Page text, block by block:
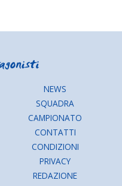
NEWS
SQUADRA
CAMPIONATO
CONTATTI
CONDIZIONI
PRIVACY
REDAZIONE